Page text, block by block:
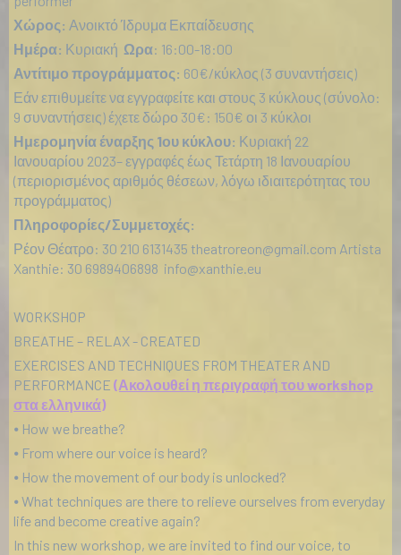
Χώρος: Ανοικτό Ίδρυμα Εκπαίδευσης
Ημέρα: Κυριακή Ωρα: 16:00-18:00
Αντίτιμο προγράμματος: 60€/κύκλος (3 συναντήσεις)
Εάν επιθυμείτε να εγγραφείτε και στους 3 κύκλους (σύνολο:
9 συναντήσεις) έχετε δώρο 30€: 150€ οι 3 κύκλοι
Ημερομηνία έναρξης 1ου κύκλου: Κυριακή 22
Ιανουαρίου 2023– εγγραφές έως Τετάρτη 18 Ιανουαρίου
(περιορισμένος αριθμός θέσεων, λόγω ιδιαιτερότητας του
προγράμματος)
Πληροφορίες/Συμμετοχές:
Ρέον Θέατρο: 30 210 6131435 theatroreon@gmail.com Artista
Xanthie: 30 6989406898 info@xanthie.eu
WORKSHOP
BREATHE – RELAX - CREATED
EXERCISES AND TECHNIQUES FROM THEATER AND
PERFORMANCE (Ακολουθεί η περιγραφή του workshop
στα ελληνικά)
⦁ How we breathe?
⦁ From where our voice is heard?
⦁ How the movement of our body is unlocked?
⦁ What techniques are there to relieve ourselves from everyday
life and become creative again?
In this new workshop, we are invited to find our voice, to